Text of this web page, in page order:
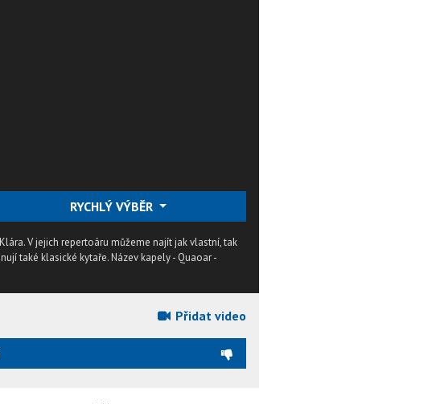
RYCHLÝ VÝBĚR
V jejich repertoáru můžeme najít jak vlastní, tak
také klasické kytaře. Název kapely - Quaoar -
Přidat video